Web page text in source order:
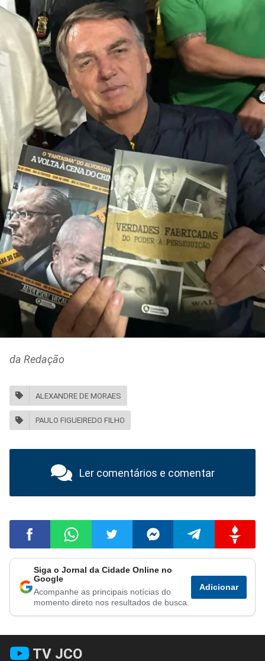
da Redação
ALEXANDRE DE MORAES
PAULO FIGUEIREDO FILHO
Ler comentários e comentar
Compartilhar
no
Facebook
Compartilhar
no
Whatsapp
Compartilhar
no
Twitter
Compartilhar
no
Messenger
Compartilhar
no
Telegram
no
Gettr
Siga o Jornal da Cidade Online no
Google
Acompanhe as principais notícias do
momento direto nos resultados de busca.
Adicionar
TV JCO